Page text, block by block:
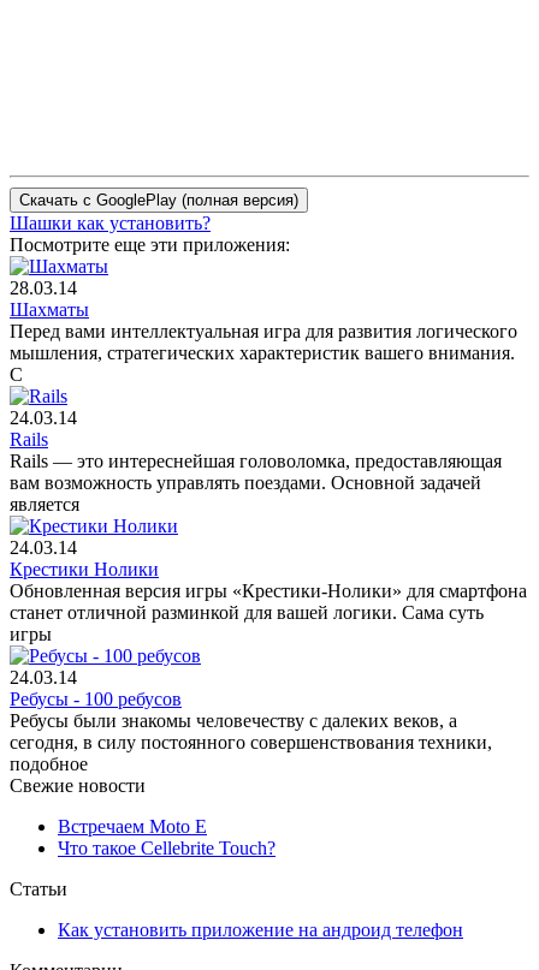
Шашки как установить?
Посмотрите еще эти приложения:
28.03.14
Шахматы
Перед вами интеллектуальная игра для развития логического
мышления, стратегических характеристик вашего внимания.
С
24.03.14
Rails
Rails — это интереснейшая головоломка, предоставляющая
вам возможность управлять поездами. Основной задачей
является
24.03.14
Крестики Нолики
Обновленная версия игры «Крестики-Нолики» для смартфона
станет отличной разминкой для вашей логики. Сама суть
игры
24.03.14
Ребусы - 100 ребусов
Ребусы были знакомы человечеству с далеких веков, а
сегодня, в силу постоянного совершенствования техники,
подобное
Свежие новости
Встречаем Moto E
Что такое Cellebrite Touch?
Статьи
Как установить приложение на андроид телефон